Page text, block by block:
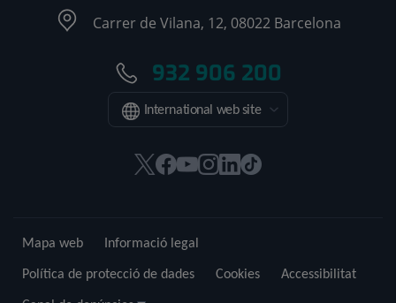
Carrer de Vilana, 12, 08022 Barcelona
932 906 200
International web site
Aquest
una
finestra
Aquest
una
finestra
Aquest
una
finestra
Aquest
finestra
Aquest
finestra
Enllaç
Mapa web
Informació legal
Política de protecció de dades
Cookies
Accessibilitat